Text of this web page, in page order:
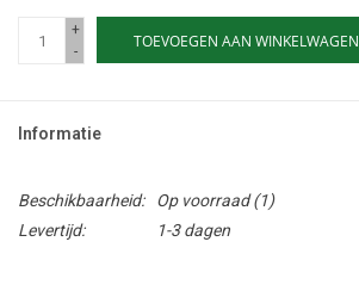
+
-
TOEVOEGEN AAN WINKELWAGEN
Informatie
Beschikbaarheid: Op voorraad(1)
Levertijd:
1-3 dagen